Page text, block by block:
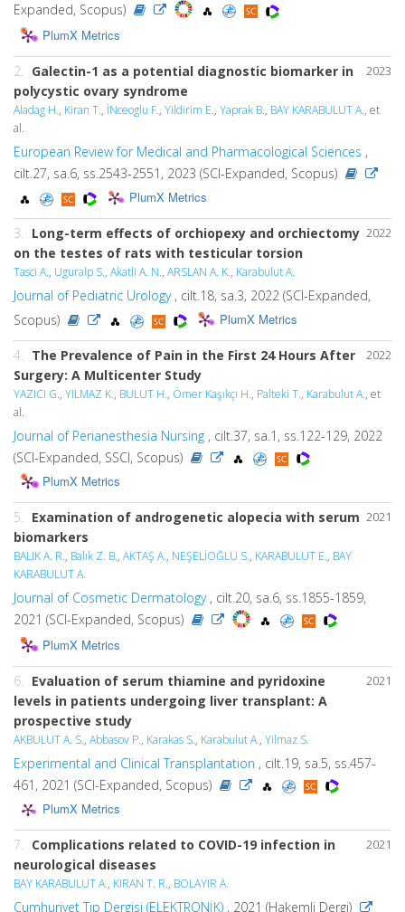
Expanded, Scopus)
PlumX Metrics
2023
2. Galectin-1 as a potential diagnostic biomarker in
polycystic ovary syndrome
Aladag H., Kiran T., İNceoglu F., Yildirim E., Yaprak B., BAY KARABULUT A., et
al.
European Review for Medical and Pharmacological Sciences ,
cilt.27, sa.6, ss.2543-2551, 2023 (SCI-Expanded, Scopus)
PlumX Metrics
2022
3. Long-term effects of orchiopexy and orchiectomy
on the testes of rats with testicular torsion
Tasci A., Uguralp S., Akatli A. N., ARSLAN A. K., Karabulut A.
Journal of Pediatric Urology, cilt.18, sa.3, 2022 (SCI-Expanded,
Scopus)
PlumX Metrics
2022
4. The Prevalence of Pain in the First 24 Hours After
Surgery: A Multicenter Study
YAZICI G., YILMAZ K., BULUT H., Ömer Kaşıkçı H., Palteki T., Karabulut A., et
al.
Journal of Perianesthesia Nursing , cilt.37, sa.1, ss.122-129, 2022
(SCI-Expanded, SSCI, Scopus)
PlumX Metrics
2021
5. Examination of androgenetic alopecia with serum
biomarkers
BALIK A. R., Balık Z. B., AKTAŞ A., NEŞELİOĞLU S., KARABULUT E., BAY
KARABULUT A.
Journal of Cosmetic Dermatology, cilt.20, sa.6, ss.1855-1859,
2021 (SCI-Expanded, Scopus)
PlumX Metrics
2021
6.
Evaluation of serum thiamine and pyridoxine
levels in patients undergoing liver transplant: A
prospective study
AKBULUT A. S., Abbasov P., Karakas S., Karabulut A., Yilmaz S.
Experimental and Clinical Transplantation , cilt.19, sa.5, ss.457-
461, 2021 (SCI-Expanded, Scopus)
PlumX Metrics
2021
7.
Complications related to COVID-19 infection in
neurological diseases
BAY KARABULUT A., KIRAN T. R., BOLAYIR A.
Cumhuriyet Tıp Dergisi (ELEKTRONİK) , 2021 (Hakemli Dergi)